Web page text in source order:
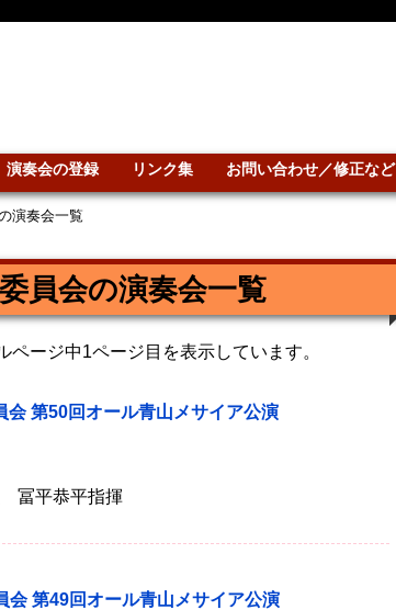
演奏会の登録 リンク集 お問い合わせ／修正など
演奏会一覧
員会の演奏会一覧
ージ中1ページ目を表示しています。
第50回オール青山メサイア公演
冨平恭平指揮
会 第49回オール青山メサイア公演